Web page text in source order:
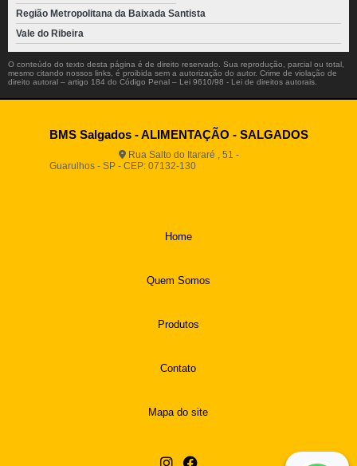
Região Metropolitana da Baixada Santista
Vale do Ribeira
O conteúdo do texto desta página é de direito reservado. Sua reprodução, parcial ou total,
mesmo citando nossos links, é proibida sem a autorização do autor. Crime de violação de
direito autoral – artigo 184 do Código Penal – Lei 9610/98 - Lei de direitos autorais
BMS Salgados - ALIMENTAÇÃO - SALGADOS
Rua Salto do Itararé , 51 -
Guarulhos - SP - CEP: 07132-130
Home
Quem Somos
Produtos
Contato
Mapa do site